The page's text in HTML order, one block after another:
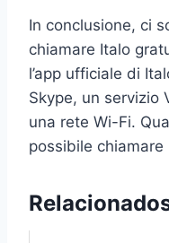
In conclusione, ci
chiamare Italo
l’app ufficiale di
Skype, un servizio
una rete Wi-Fi.
possibile